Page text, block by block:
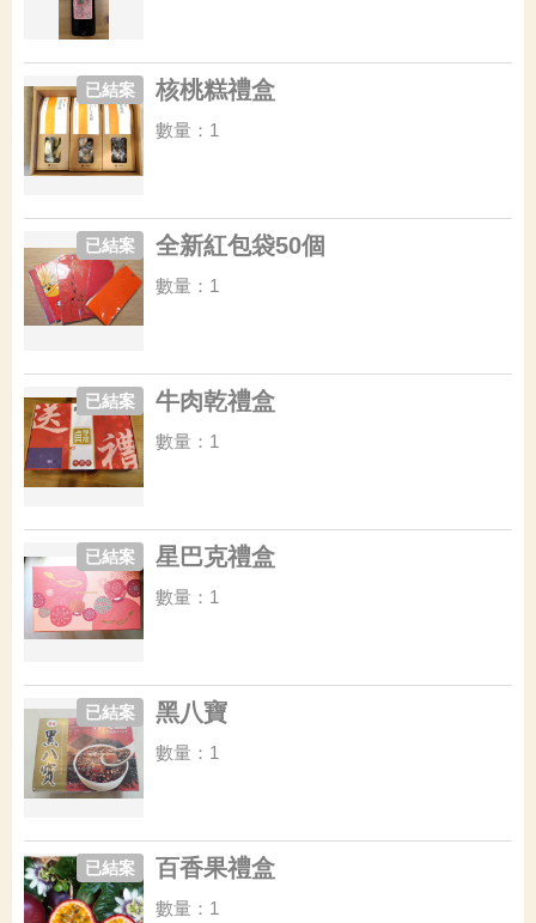
核桃糕禮盒
已結案
數量：1
全新紅包袋50個
已結案
數量：1
牛肉乾禮盒
已結案
數量：1
星巴克禮盒
已結案
數量：1
黑八寶
已結案
數量：1
百香果禮盒
已結案
數量：1